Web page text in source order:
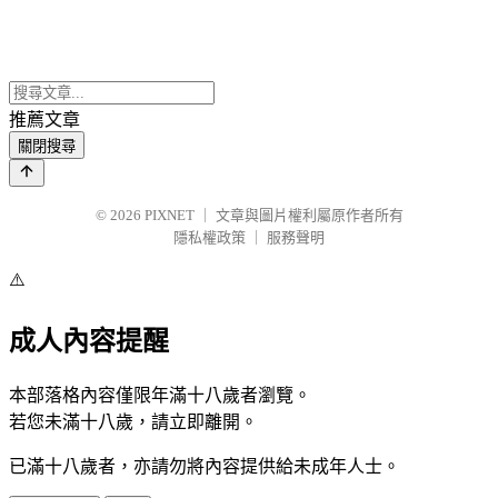
推薦文章
關閉搜尋
© 2026 PIXNET
文章與圖片權利屬原作者所有
隱私權政策
服務聲明
⚠️
成人內容提醒
本部落格內容僅限年滿十八歲者瀏覽。
若您未滿十八歲，請立即離開。
已滿十八歲者，亦請勿將內容提供給未成年人士。